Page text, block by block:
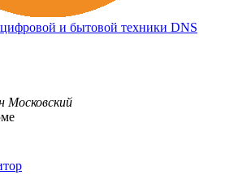
и бытовой техники DNS
Московский